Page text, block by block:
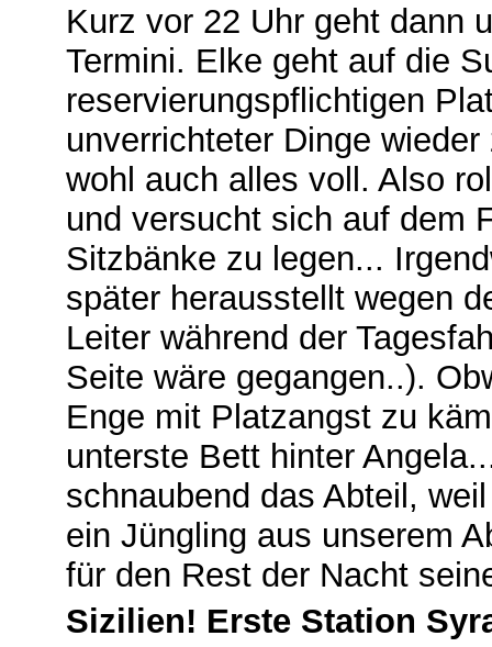
Kurz vor 22 Uhr geht dann
Termini. Elke geht auf die
reservierungspflichtigen
unverrichteter Dinge
wohl auch alles voll. Also
und versucht sich auf dem
Sitzbänke zu legen...
später herausstellt wegen
Leiter während der
Seite wäre gegangen..).
Enge mit Platzangst zu
unterste Bett hinter
schnaubend das Abteil,
ein Jüngling aus unserem
für den Rest der Nacht
Sizilien! Erste Station